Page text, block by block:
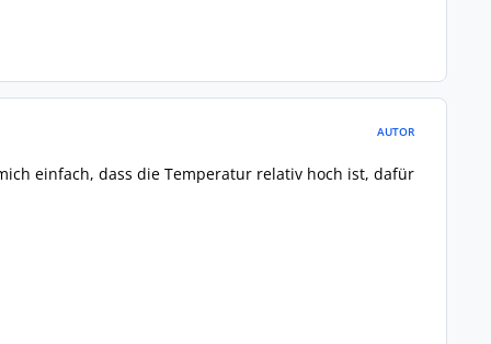
AUTOR
einfach, dass die Temperatur relativ hoch ist, dafür